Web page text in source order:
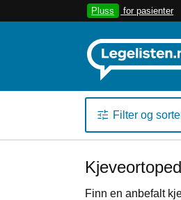
Pluss for pasienter
Filter og
Finn en anbefalt